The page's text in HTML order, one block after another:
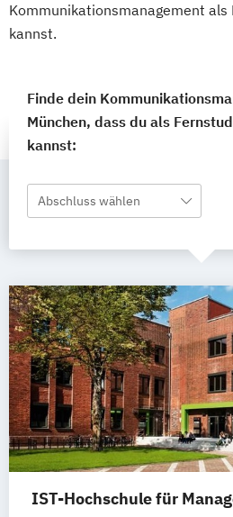
Kommunikationsmanagement
kannst.
Finde dein
München, dass du als
kannst:
Abschluss wählen
IST-Hochschule für